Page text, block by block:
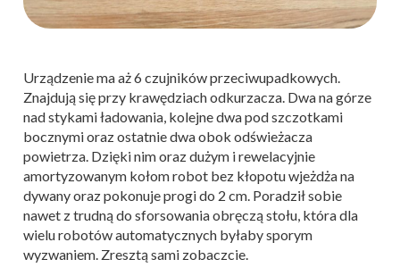
Urządzenie ma aż 6 czujników przeciwupadkowych.
Znajdują się przy krawędziach odkurzacza. Dwa na górze
nad stykami ładowania, kolejne dwa pod szczotkami
bocznymi oraz ostatnie dwa obok odświeżacza
powietrza. Dzięki nim oraz dużym i rewelacyjnie
amortyzowanym kołom robot bez kłopotu wjeżdża na
dywany oraz pokonuje progi do 2 cm. Poradził sobie
nawet z trudną do sforsowania obręczą stołu, która dla
wielu robotów automatycznych byłaby sporym
wyzwaniem. Zresztą sami zobaczcie.